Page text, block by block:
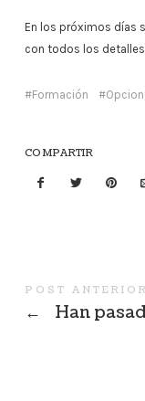
En los próximos días
con todos los
Formación
COMPARTIR
POST ANTERIOR
← Han